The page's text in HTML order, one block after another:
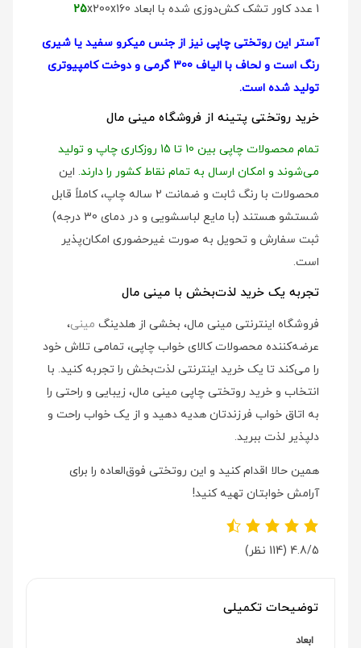
1 عدد کاور تشک کش‌دوزی شده با ابعاد
25x200x160
آستر این روتختی چاپی نیز از جنس میکرو سفید یا شیری
رنگ است و لحاف با الیاف 300 گرمی و دوخت کامپیوتری
تولید شده است.
خرید روتختی پتینه از فروشگاه مینی مال
تمام محصولات چاپی بین 10 تا 15 روزکاری چاپ و تولید
می‌شوند و امکان ارسال به تمام نقاط کشور را دارند. این
محصولات با رنگ ثابت و ضمانت 2 ساله چاپ، کاملاً قابل
شستشو هستند (با مایع لباسشویی و در دمای 30 درجه)
ثبت سفارش و تحویل به صورت غیرحضوری امکان‌پذیر
است.
تجربه یک خرید لذت‌بخش با مینی مال
فروشگاه اینترنتی مینی مال، بخشی از هلدینگ مینی،
عرضه‌کننده محصولات کالای خواب چاپی، تمامی تلاش خود
را می‌کند تا یک خرید اینترنتی لذت‌بخش را تجربه کنید. با
انتخاب و خرید روتختی چاپی مینی مال، زیبایی و راحتی را
به اتاق خواب فرزندتان هدیه دهید و از یک خواب راحت و
دلپذیر لذت ببرید.
همین حالا اقدام کنید و این روتختی فوق‌العاده را برای
آرامش خوابتان تهیه کنید!
4.8/5 (114 نظر)
توضیحات تکمیلی
ابعاد